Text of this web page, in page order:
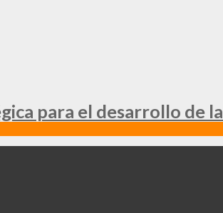
para el desarrollo de